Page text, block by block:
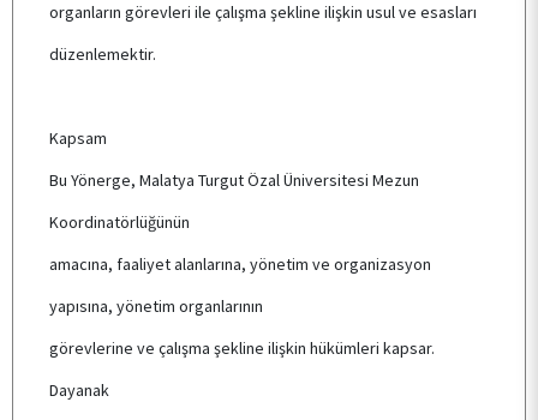
organların görevleri ile çalışma şekline ilişkin usul ve esasları
düzenlemektir.
Kapsam
Bu Yönerge, Malatya Turgut Özal Üniversitesi Mezun
Koordinatörlüğünün
amacına, faaliyet alanlarına, yönetim ve organizasyon
yapısına, yönetim organlarının
görevlerine ve çalışma şekline ilişkin hükümleri kapsar.
Dayanak